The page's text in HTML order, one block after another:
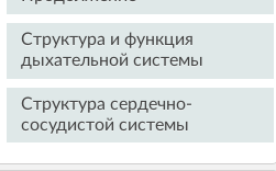
Структура и функция
дыхательной системы
Структура сердечно-
сосудистой системы